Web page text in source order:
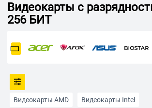
Видеокарты с
256 БИТ
Видеокарты AMD Видеокарты Intel